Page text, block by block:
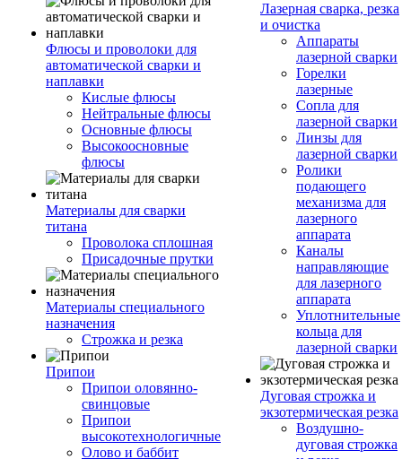
Флюсы и проволоки для
автоматической сварки и
наплавки
Кислые флюсы
Нейтральные флюсы
Основные флюсы
Высокоосновные
флюсы
Материалы для сварки
титана
Проволока сплошная
Присадочные прутки
Материалы специального
назначения
Строжка и резка
Припои
Припои оловянно-
свинцовые
Припои
высокотехнологичные
Олово и баббит
Лазерная сварка, резка
и очистка
Аппараты
лазерной сварки
Горелки
лазерные
Сопла для
лазерной сварки
Линзы для
лазерной сварки
Ролики
подающего
механизма для
лазерного
аппарата
Каналы
направляющие
для лазерного
аппарата
Уплотнительные
кольца для
лазерной сварки
Дуговая строжка и
экзотермическая резка
Воздушно-
дуговая строжка